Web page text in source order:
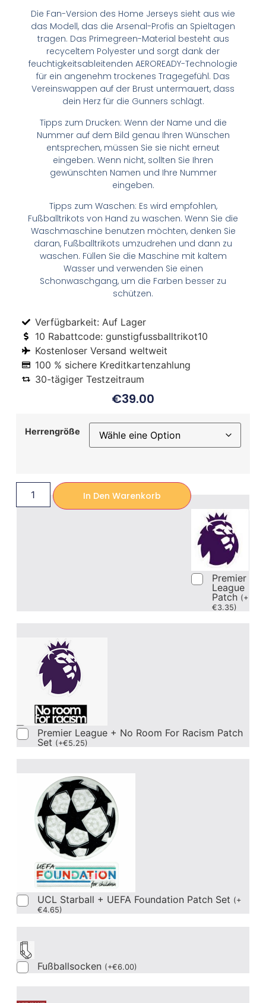
Die Fan-Version des Home Jerseys sieht aus wie
das Modell, das die Arsenal-Profis an Spieltagen
tragen. Das Primegreen-Material besteht aus
recyceltem Polyester und sorgt dank der
feuchtigkeitsableitenden AEROREADY-Technologie
für ein angenehm trockenes Tragegefühl. Das
Vereinswappen auf der Brust untermauert, dass
dein Herz für die Gunners schlägt.
Tipps zum Drucken: Wenn der Name und die
Nummer auf dem Bild genau Ihren Wünschen
entsprechen, müssen Sie sie nicht erneut
eingeben. Wenn nicht, sollten Sie Ihren
gewünschten Namen und Ihre Nummer
eingeben.
Tipps zum Waschen: Es wird empfohlen,
Fußballtrikots von Hand zu waschen. Wenn Sie die
Waschmaschine benutzen möchten, denken Sie
daran, Fußballtrikots umzudrehen und dann zu
waschen. Füllen Sie die Maschine mit kaltem
Wasser und verwenden Sie einen
Schonwaschgang, um die Farben besser zu
schützen.
Verfügbarkeit: Auf Lager
10 Rabattcode: gunstigfussballtrikot10
Kostenloser Versand weltweit
100 % sichere Kreditkartenzahlung
30-tägiger Testzeitraum
€39.00
Herrengröße
In Den Warenkorb
Premier
League
Patch (+
€3.35)
Premier League + No Room For Racism Patch
Set (+€5.25)
UCL Starball + UEFA Foundation Patch Set (+
€4.65)
Fußballsocken (+€6.00)